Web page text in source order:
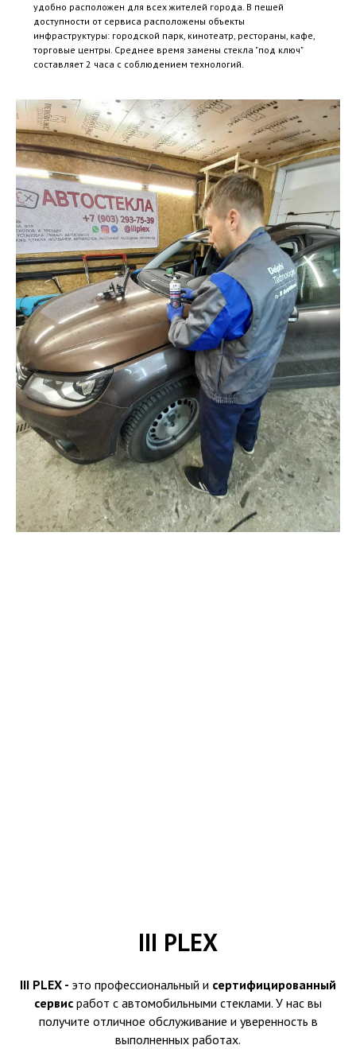
удобно расположен для всех жителей города. В пешей
доступности от сервиса расположены объекты
инфраструктуры: городской парк, кинотеатр, рестораны, кафе,
торговые центры. Среднее время замены стекла "под ключ"
составляет 2 часа с соблюдением технологий.
III PLEX
III PLEX - это профессиональный и сертифицированный
сервис работ с автомобильными стеклами. У нас вы
получите отличное обслуживание и уверенность в
выполненных работах.